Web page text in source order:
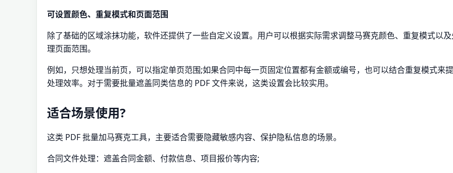
可设置颜色、重复模式和页面范围
除了基础的区域涂抹功能，软件还提供了一些自定义设置。用户可以根据实际需求调整马赛克颜色、重复模式以
理页面范围。
例如，只想处理当前页，可以指定单页范围;如果合同中每一页固定位置都有金额或编号，也可以结合重复模式来
处理效率。对于需要批量遮盖同类信息的 PDF 文件来说，这类设置会比较实用。
适合场景使用?
这类 PDF 批量加马赛克工具，主要适合需要隐藏敏感内容、保护隐私信息的场景。
合同文件处理：遮盖合同金额、付款信息、项目报价等内容;